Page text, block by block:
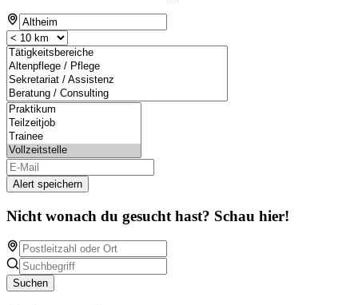
Alert speichern
Nicht wonach du gesucht hast? Schau hier!
Suchen